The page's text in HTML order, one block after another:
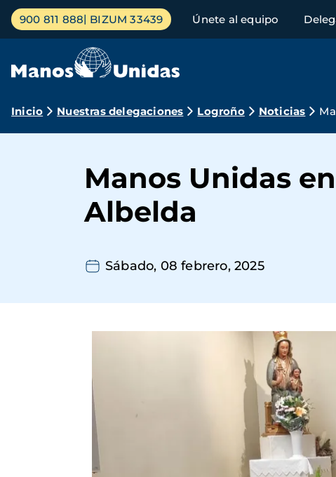
Pasar
contenido
Menú
principal
900 811 888 BIZUM 33439 Únete al equipo
Ruta
navegación
Inicio Nuestras delegaciones Logroño Noticias
Manos Unidas
Albelda
Sábado, 08 febrero, 2025